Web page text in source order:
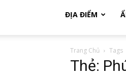
ĐỊA ĐIỂM
Trang Chủ Tags
Thẻ: